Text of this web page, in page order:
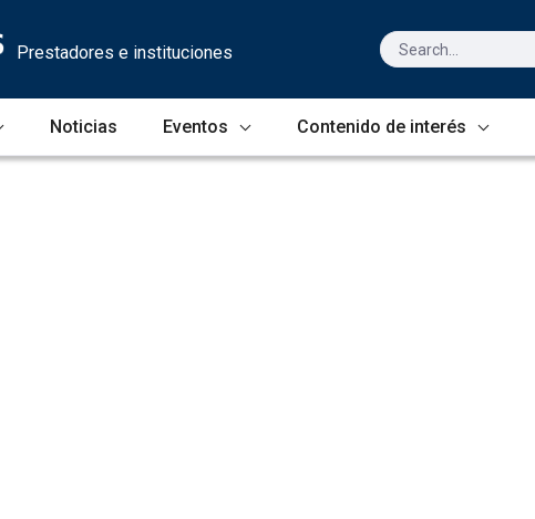
Prestadores e instituciones
Noticias Eventos Contenido de interés